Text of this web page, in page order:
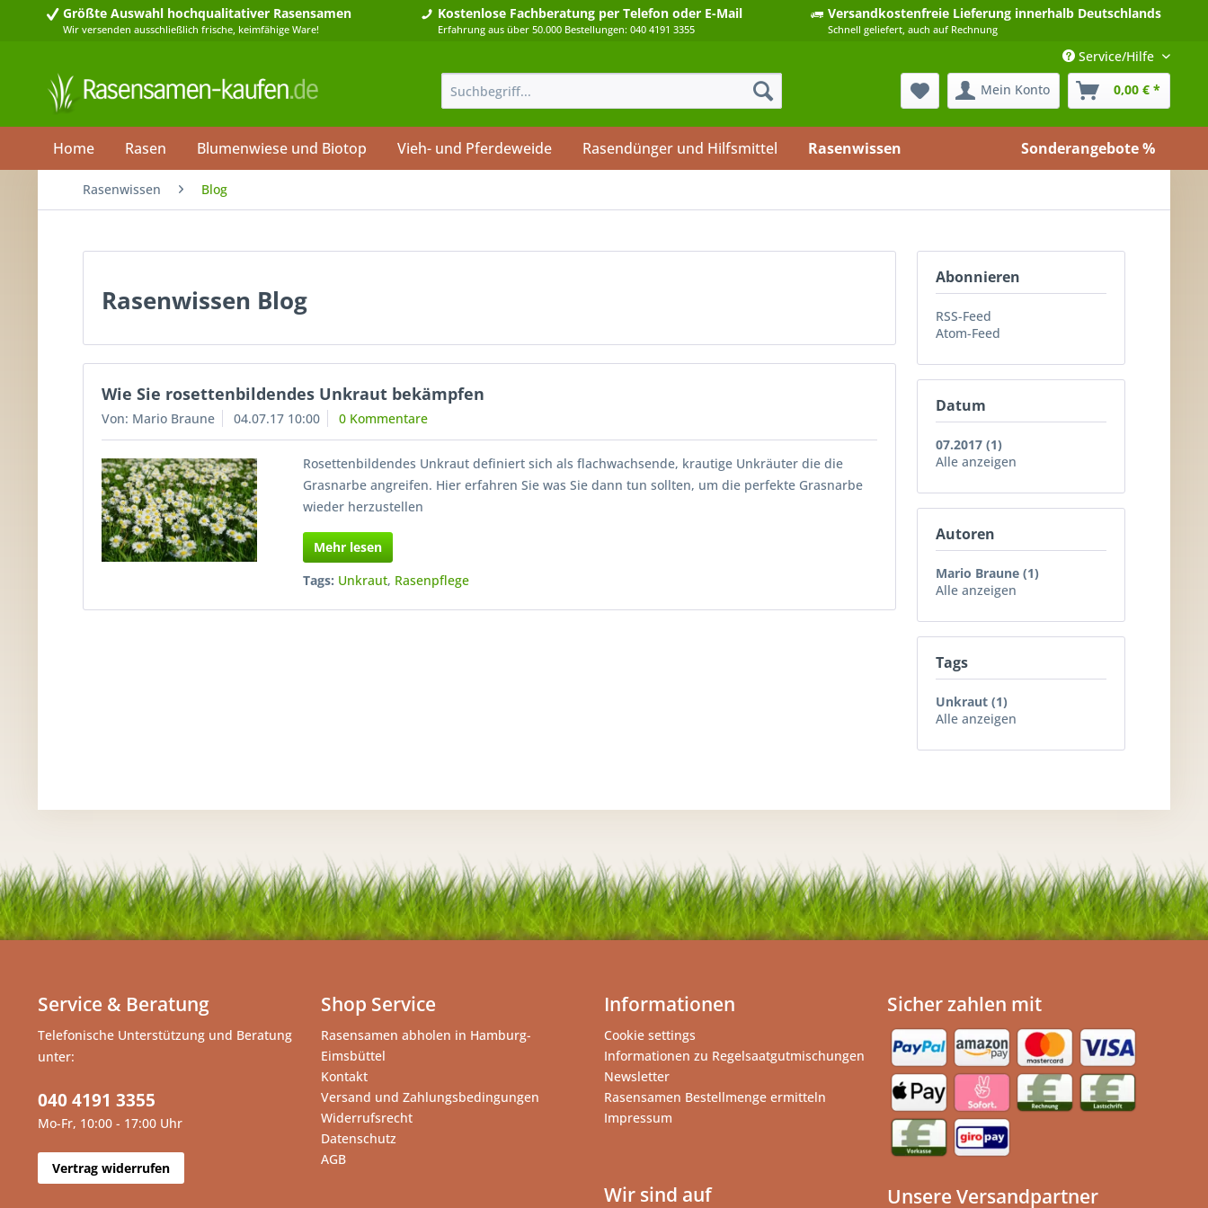
Größte Auswahl hochqualitativer Rasensamen
Wir versenden ausschließlich frische, keimfähige Ware!
Kostenlose Fachberatung per Telefon oder E-Mail
Erfahrung aus über 50.000 Bestellungen: 040 4191 3355
Versandkostenfreie Lieferung innerhalb Deutschlands
Schnell geliefert, auch auf Rechnung
Service/Hilfe
Mein Konto
0,00 € *
Home Rasen Blumenwiese und Biotop Vieh- und Pferdeweide Rasendünger und Hilfsmittel Sonderangebote %
Rasenwissen
Rasenwissen Blog
Abonnieren
RSS-Feed
Atom-Feed
Datum
07.2017 (1)
Alle anzeigen
Autoren
Mario Braune (1)
Alle anzeigen
Tags
Unkraut (1)
Alle anzeigen
Rasenwissen Blog
Wie Sie rosettenbildendes Unkraut bekämpfen
Von: Mario Braune 04.07.17 10:00 0 Kommentare
Rosettenbildendes Unkraut definiert sich als flachwachsende, krautige Unkräuter die die
Grasnarbe angreifen. Hier erfahren Sie was Sie dann tun sollten, um die perfekte Grasnarbe
wieder herzustellen
Mehr lesen
Tags: Unkraut, Rasenpflege
Service & Beratung
Telefonische Unterstützung und Beratung
unter:
040 4191 3355
Mo-Fr, 10:00 - 17:00 Uhr
Vertrag widerrufen
Shop Service
Rasensamen abholen in Hamburg-
Eimsbüttel
Kontakt
Versand und Zahlungsbedingungen
Widerrufsrecht
Datenschutz
AGB
Informationen
Cookie settings
Informationen zu Regelsaatgutmischungen
Newsletter
Rasensamen Bestellmenge ermitteln
Impressum
Wir sind auf
Sicher zahlen mit
Unsere Versandpartner